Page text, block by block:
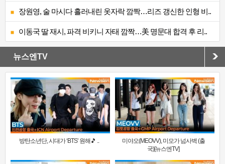
장원영, 술 마시다 흘러내린 옷자락 깜짝…리즈 갱신한 인형 비..
이동국 딸 재시, 파격 비키니 자태 깜짝…美 명문대 합격 후 리..
뉴스엔TV
방탄소년단, 시대가 ‘BTS’ 원해🎵 ..
미야오(MEOVV), 미모가 넘사벽 (출
국)[뉴스엔TV]